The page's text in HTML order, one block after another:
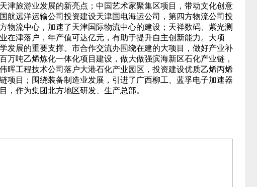
津旅游业发展的新亮点；中国艺术家聚集区项目，带动文化创意
航远洋运输公司投资建设天津国电海运公司，第四方物流公司投
物流中心，加速了天津国际物流中心的建设；天祥数码、紫光测
在津落户，年产值可达亿元，有助于提升自主创新能力。大项
发展的重要支撑。市合作交流办围绕在建的大项目，做好产业补
万吨乙烯炼化一体化项目建设，做大做强滨海新区石化产业链，
晖工程技术公司落户大港石化产业园区，投资建设优质乙烯丙烯
项目；围绕装备制造业发展，引进了广西柳工、蓝孚电子加速器
，作为集团北方地区研发、生产总部。